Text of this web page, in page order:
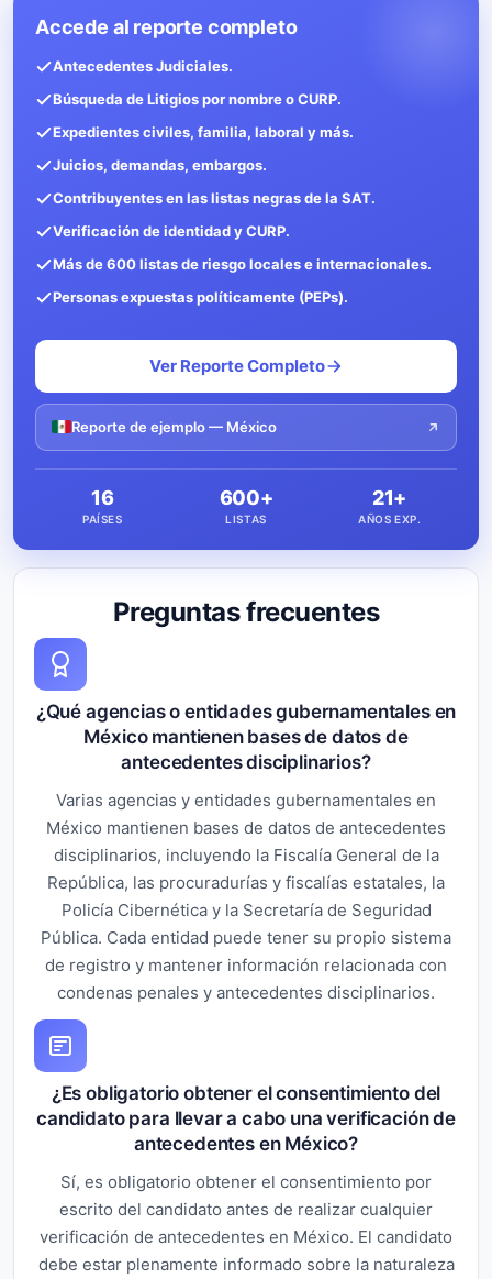
Preguntas frecuentes
¿Qué agencias o entidades gubernamentales en
México mantienen bases de datos de
antecedentes disciplinarios?
Varias agencias y entidades gubernamentales en
México mantienen bases de datos de antecedentes
disciplinarios, incluyendo la Fiscalía General de la
República, las procuradurías y fiscalías estatales, la
Policía Cibernética y la Secretaría de Seguridad
Pública. Cada entidad puede tener su propio sistema
de registro y mantener información relacionada con
condenas penales y antecedentes disciplinarios.
¿Es obligatorio obtener el consentimiento del
candidato para llevar a cabo una verificación de
antecedentes en México?
Sí, es obligatorio obtener el consentimiento por
escrito del candidato antes de realizar cualquier
verificación de antecedentes en México. El candidato
debe estar plenamente informado sobre la naturaleza
Accede al reporte completo
Antecedentes Judiciales.
Búsqueda de Litigios por nombre o CURP.
Expedientes civiles, familia, laboral y más.
Juicios, demandas, embargos.
Contribuyentes en las listas negras de la SAT.
Verificación de identidad y CURP.
Más de 600 listas de riesgo locales e internacionales.
Personas expuestas políticamente (PEPs).
Ver Reporte Completo
Reporte de ejemplo — México
16
PAÍSES
600+
LISTAS
21+
AÑOS EXP.